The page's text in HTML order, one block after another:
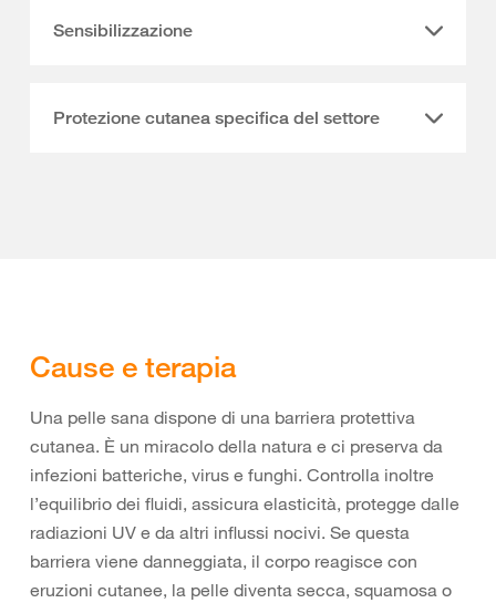
Sensibilizzazione
Protezione cutanea specifica del settore
Cause e terapia
Una pelle sana dispone di una barriera protettiva
cutanea. È un miracolo della natura e ci preserva da
infezioni batteriche, virus e funghi. Controlla inoltre
l’equilibrio dei fluidi, assicura elasticità, protegge dalle
radiazioni UV e da altri influssi nocivi. Se questa
barriera viene danneggiata, il corpo reagisce con
eruzioni cutanee, la pelle diventa secca, squamosa o